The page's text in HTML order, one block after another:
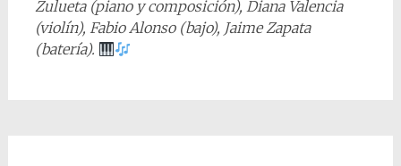
Zulueta (piano y composición), Diana Valencia
(violín), Fabio Alonso (bajo), Jaime Zapata
(batería).